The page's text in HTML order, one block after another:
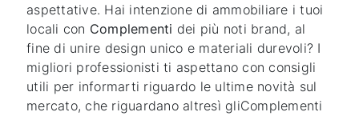
aspettative. Hai intenzione di ammobiliare i tuoi
locali con Complementi dei più noti brand, al
fine di unire design unico e materiali durevoli? I
migliori professionisti ti aspettano con consigli
utili per informarti riguardo le ultime novità sul
mercato, che riguardano altresì gliComplementi